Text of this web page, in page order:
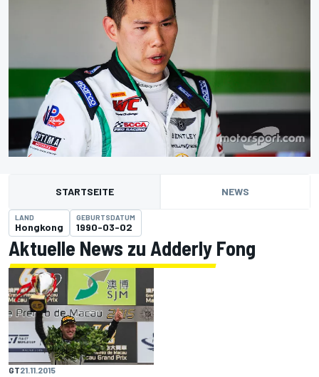
STARTSEITE NEWS
LAND
Hongkong
GEBURTSDATUM
1990-03-02
Aktuelle News zu Adderly Fong
GT21.11.2015